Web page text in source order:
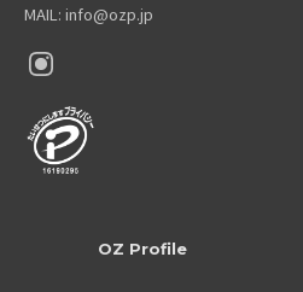
MAIL: info@ozp.jp
OZ Profile